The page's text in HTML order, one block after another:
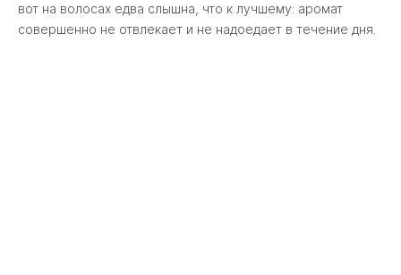
вот на волосах едва слышна, что к лучшему: аромат
совершенно не отвлекает и не надоедает в течение дня.